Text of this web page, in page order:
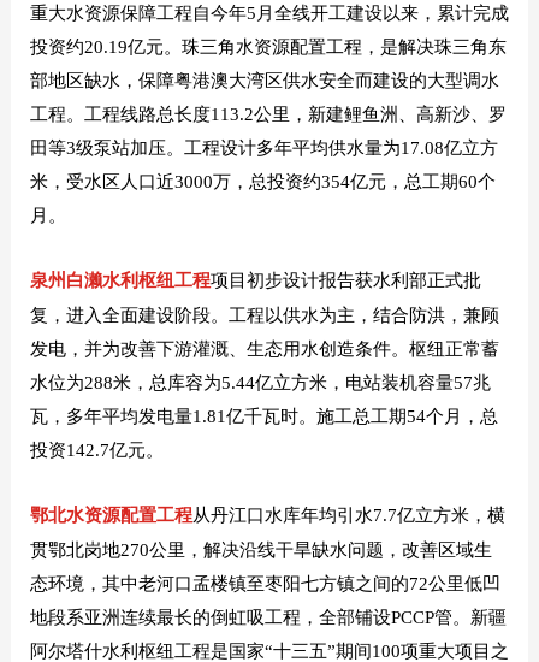
重大水资源保障工程自今年5月全线开工建设以来，累计完成
投资约20.19亿元。珠三角水资源配置工程，是解决珠三角东
部地区缺水，保障粤港澳大湾区供水安全而建设的大型调水
工程。工程线路总长度113.2公里，新建鲤鱼洲、高新沙、罗
田等3级泵站加压。工程设计多年平均供水量为17.08亿立方
米，受水区人口近3000万，总投资约354亿元，总工期60个
月。
泉州白濑水利枢纽工程项目初步设计报告获水利部正式批
复，进入全面建设阶段。工程以供水为主，结合防洪，兼顾
发电，并为改善下游灌溉、生态用水创造条件。枢纽正常蓄
水位为288米，总库容为5.44亿立方米，电站装机容量57兆
瓦，多年平均发电量1.81亿千瓦时。施工总工期54个月，总
投资142.7亿元。
鄂北水资源配置工程从丹江口水库年均引水7.7亿立方米，横
贯鄂北岗地270公里，解决沿线干旱缺水问题，改善区域生
态环境，其中老河口孟楼镇至枣阳七方镇之间的72公里低凹
地段系亚洲连续最长的倒虹吸工程，全部铺设PCCP管。 新疆
阿尔塔什水利枢纽工程是国家“十三五”期间100项重大项目之